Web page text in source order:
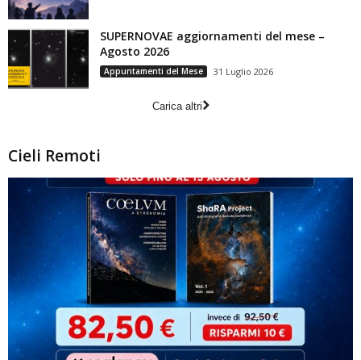
SUPERNOVAE aggiornamenti del mese –
Agosto 2026
Appuntamenti del Mese 31 Luglio 2026
Carica altri
Cieli Remoti